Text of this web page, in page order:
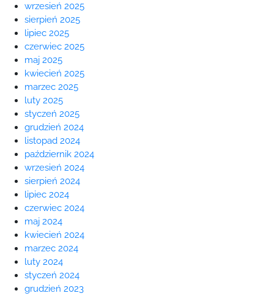
wrzesień 2025
sierpień 2025
lipiec 2025
czerwiec 2025
maj 2025
kwiecień 2025
marzec 2025
luty 2025
styczeń 2025
grudzień 2024
listopad 2024
październik 2024
wrzesień 2024
sierpień 2024
lipiec 2024
czerwiec 2024
maj 2024
kwiecień 2024
marzec 2024
luty 2024
styczeń 2024
grudzień 2023